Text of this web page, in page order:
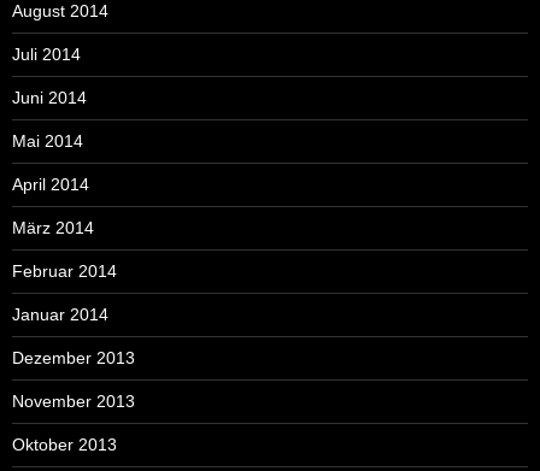
August 2014
Juli 2014
Juni 2014
Mai 2014
April 2014
März 2014
Februar 2014
Januar 2014
Dezember 2013
November 2013
Oktober 2013